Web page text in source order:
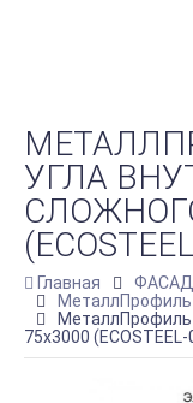
УГЛА
Главная ФАСАД
МеталлПрофиль
75х3000